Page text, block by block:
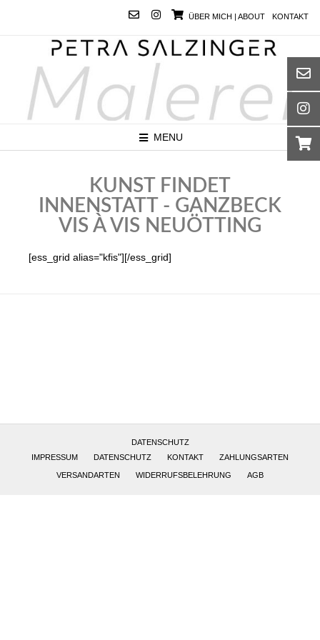
ÜBER MICH | ABOUT KONTAKT
MENU
KUNST FINDET
INNENSTATT - GANZBECK
VIS À VIS NEUÖTTING
[ess_grid alias="kfis"][/ess_grid]
DATENSCHUTZ
IMPRESSUM
DATENSCHUTZ KONTAKT ZAHLUNGSARTEN
VERSANDARTEN WIDERRUFSBELEHRUNG AGB